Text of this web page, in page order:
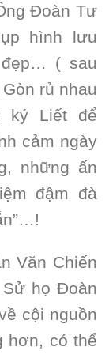
Đoàn Tư
hình lưu
( sau
rủ nhau
ký Liết để
cảm ngày
những ấn
đậm đà
Văn Chiến
họ Đoàn
cội nguồn
hơn, có thể